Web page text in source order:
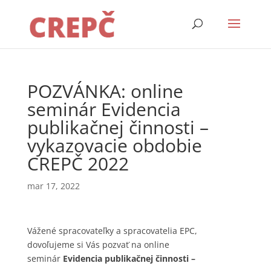
POZVÁNKA: online
seminár Evidencia
publikačnej činnosti –
vykazovacie obdobie
CREPČ 2022
mar 17, 2022
Vážené spracovateľky a spracovatelia EPC,
dovoľujeme si Vás pozvať na online
seminár Evidencia publikačnej činnosti –